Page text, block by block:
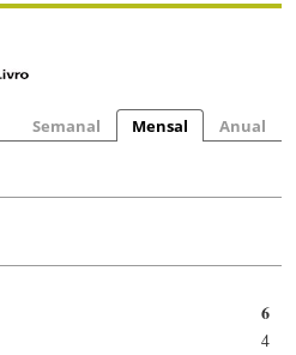
Semanal Mensal Anual
6
4